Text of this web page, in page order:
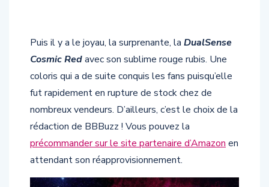
Puis il y a le joyau, la surprenante, la DualSense
Cosmic Redavec son sublime rouge rubis. Une
coloris qui a de suite conquis les fans puisqu’elle
fut rapidement en rupture de stock chez de
nombreux vendeurs. D’ailleurs, c’est le choix de la
rédaction de BBBuzz ! Vous pouvez la
précommander sur le site partenaire d’Amazon en
attendant son réapprovisionnement.